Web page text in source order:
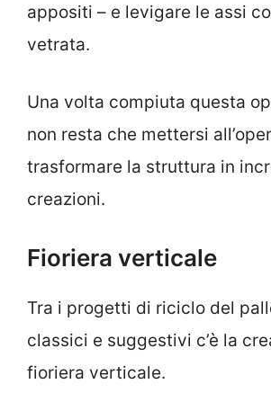
appositi – e levigare le assi
vetrata.
Una volta compiuta questa
non resta che mettersi
trasformare la struttura in
creazioni.
Fioriera verticale
Tra i progetti di riciclo del
classici e suggestivi c’è la
fioriera verticale.